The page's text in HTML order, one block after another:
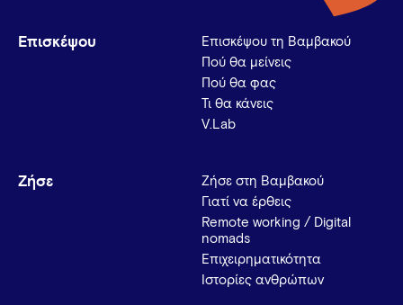
Επισκέψου
Επισκέψου τη Βαμβακού
Πού θα μείνεις
Πού θα φας
Τι θα κάνεις
V.Lab
Ζήσε
Ζήσε στη Βαμβακού
Γιατί να έρθεις
Remote working / Digital
nomads
Επιχειρηματικότητα
Ιστορίες ανθρώπων